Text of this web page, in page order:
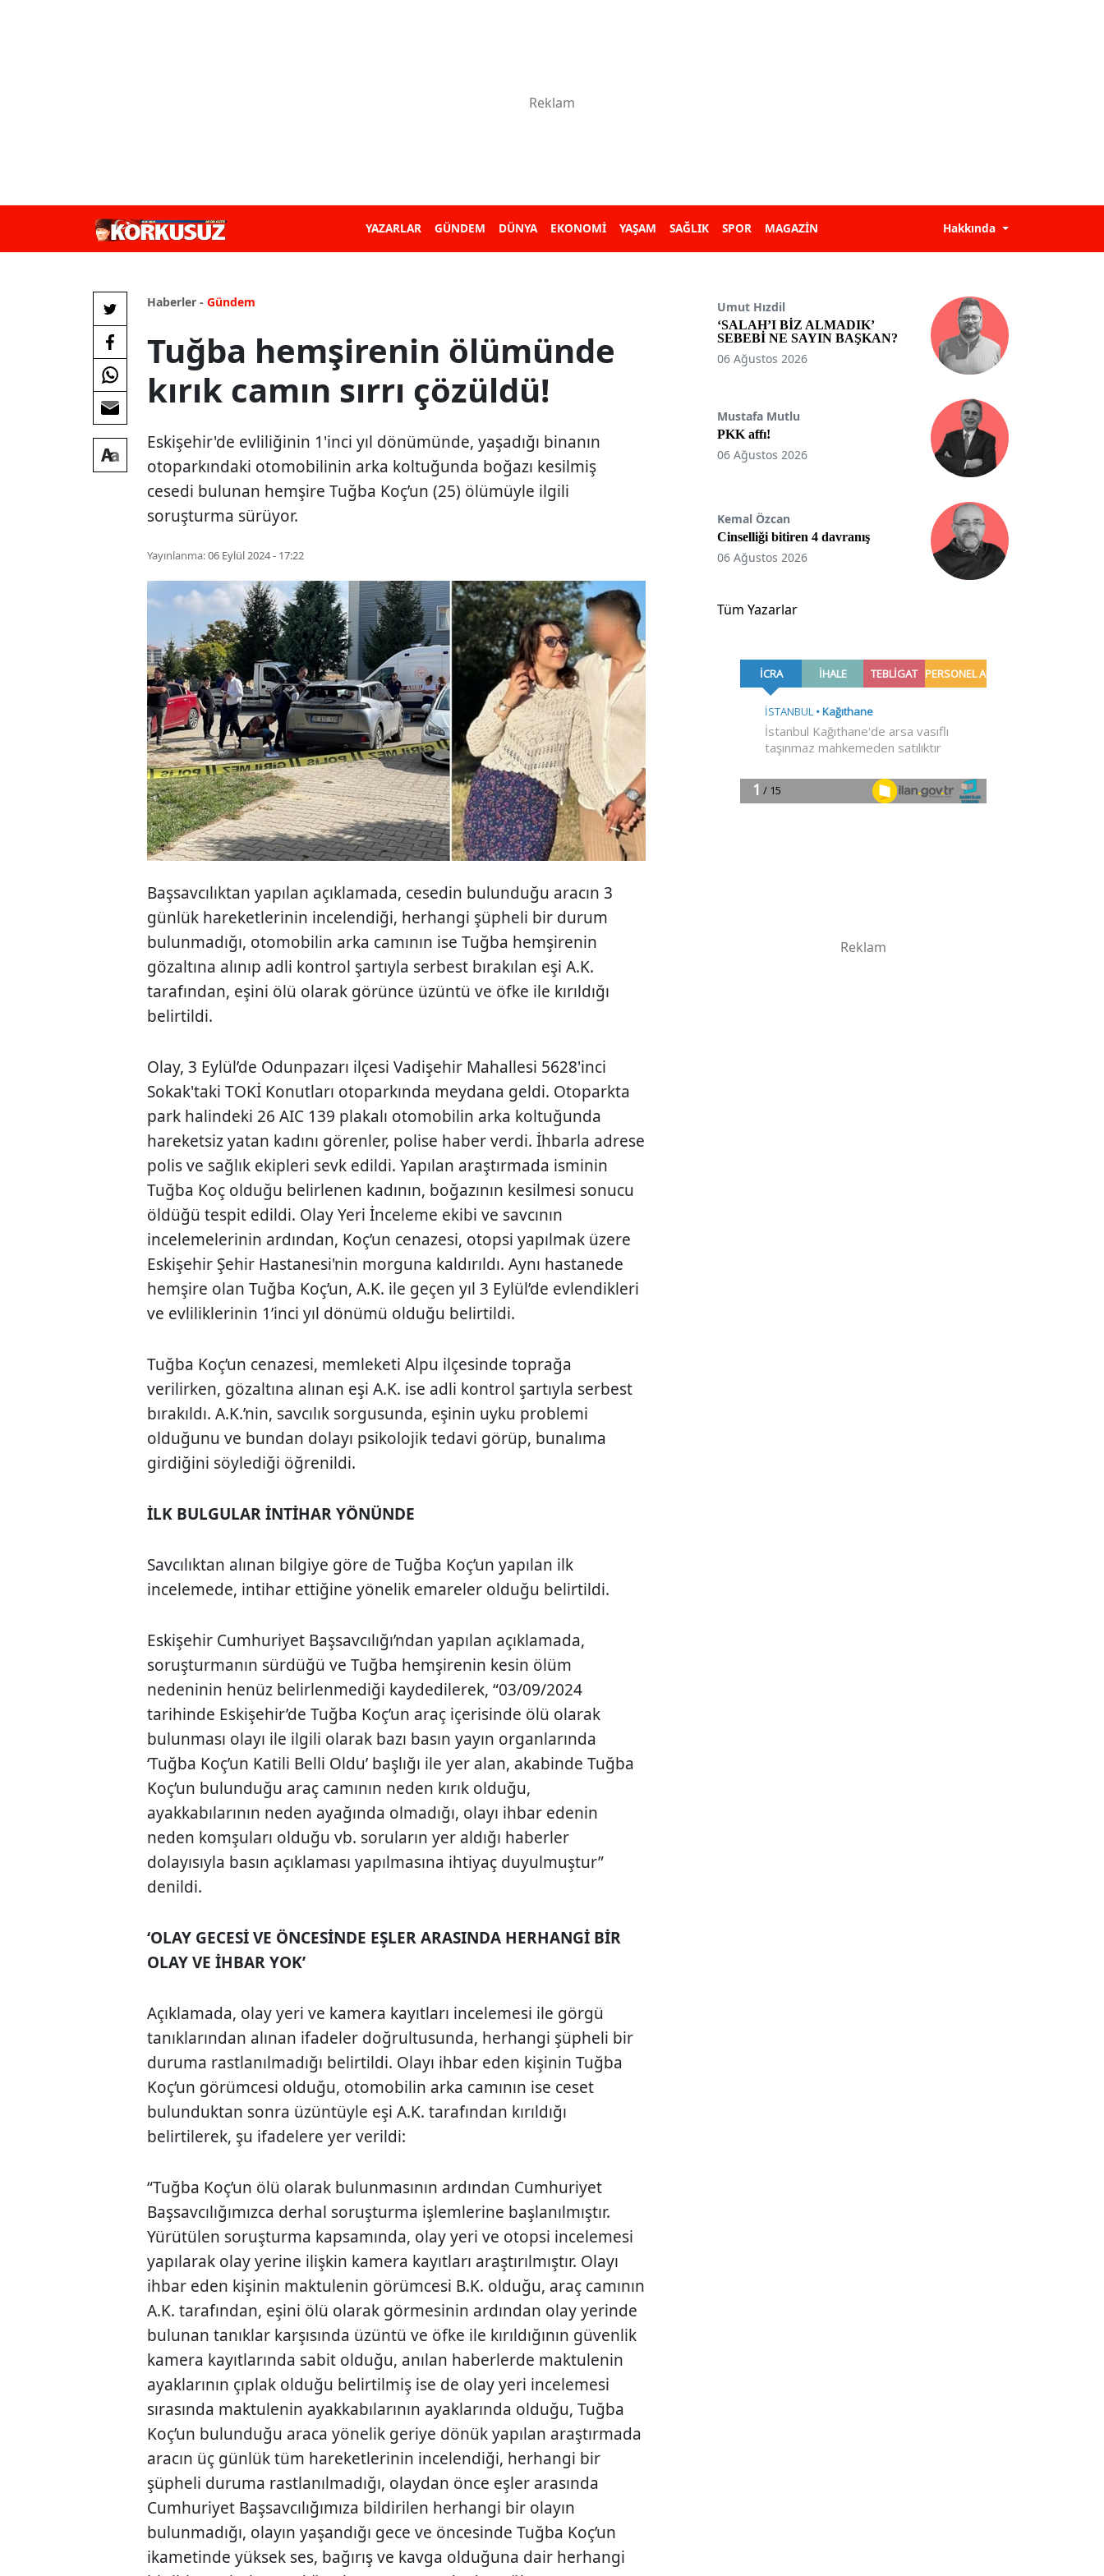
YAZARLAR GÜNDEM DÜNYA EKONOMİ YAŞAM SAĞLIK SPOR MAGAZİN Hakkında
Haberler - Gündem
Tuğba hemşirenin ölümünde
kırık camın sırrı çözüldü!
Eskişehir'de evliliğinin 1'inci yıl dönümünde, yaşadığı binanın
otoparkındaki otomobilinin arka koltuğunda boğazı kesilmiş
cesedi bulunan hemşire Tuğba Koç’un (25) ölümüyle ilgili
soruşturma sürüyor.
Yayınlanma:06 Eylül 2024 - 17:22
Başsavcılıktan yapılan açıklamada, cesedin bulunduğu aracın 3
günlük hareketlerinin incelendiği, herhangi şüpheli bir durum
bulunmadığı, otomobilin arka camının ise Tuğba hemşirenin
gözaltına alınıp adli kontrol şartıyla serbest bırakılan eşi A.K.
tarafından, eşini ölü olarak görünce üzüntü ve öfke ile kırıldığı
belirtildi.
Olay, 3 Eylül’de Odunpazarı ilçesi Vadişehir Mahallesi 5628'inci
Sokak'taki TOKİ Konutları otoparkında meydana geldi. Otoparkta
park halindeki 26 AIC 139 plakalı otomobilin arka koltuğunda
hareketsiz yatan kadını görenler, polise haber verdi. İhbarla adrese
polis ve sağlık ekipleri sevk edildi. Yapılan araştırmada isminin
Tuğba Koç olduğu belirlenen kadının, boğazının kesilmesi sonucu
öldüğü tespit edildi. Olay Yeri İnceleme ekibi ve savcının
incelemelerinin ardından, Koç’un cenazesi, otopsi yapılmak üzere
Eskişehir Şehir Hastanesi'nin morguna kaldırıldı. Aynı hastanede
hemşire olan Tuğba Koç’un, A.K. ile geçen yıl 3 Eylül’de evlendikleri
ve evliliklerinin 1’inci yıl dönümü olduğu belirtildi.
Tuğba Koç’un cenazesi, memleketi Alpu ilçesinde toprağa
verilirken, gözaltına alınan eşi A.K. ise adli kontrol şartıyla serbest
bırakıldı. A.K.’nin, savcılık sorgusunda, eşinin uyku problemi
olduğunu ve bundan dolayı psikolojik tedavi görüp, bunalıma
girdiğini söylediği öğrenildi.
İLK BULGULAR İNTİHAR YÖNÜNDE
Savcılıktan alınan bilgiye göre de Tuğba Koç’un yapılan ilk
incelemede, intihar ettiğine yönelik emareler olduğu belirtildi.
Eskişehir Cumhuriyet Başsavcılığı’ndan yapılan açıklamada,
soruşturmanın sürdüğü ve Tuğba hemşirenin kesin ölüm
nedeninin henüz belirlenmediği kaydedilerek, “03/09/2024
tarihinde Eskişehir’de Tuğba Koç’un araç içerisinde ölü olarak
bulunması olayı ile ilgili olarak bazı basın yayın organlarında
‘Tuğba Koç’un Katili Belli Oldu’ başlığı ile yer alan, akabinde Tuğba
Koç’un bulunduğu araç camının neden kırık olduğu,
ayakkabılarının neden ayağında olmadığı, olayı ihbar edenin
neden komşuları olduğu vb. soruların yer aldığı haberler
dolayısıyla basın açıklaması yapılmasına ihtiyaç duyulmuştur”
denildi.
‘OLAY GECESİ VE ÖNCESİNDE EŞLER ARASINDA HERHANGİ BİR
OLAY VE İHBAR YOK’
Açıklamada, olay yeri ve kamera kayıtları incelemesi ile görgü
tanıklarından alınan ifadeler doğrultusunda, herhangi şüpheli bir
duruma rastlanılmadığı belirtildi. Olayı ihbar eden kişinin Tuğba
Koç’un görümcesi olduğu, otomobilin arka camının ise ceset
bulunduktan sonra üzüntüyle eşi A.K. tarafından kırıldığı
belirtilerek, şu ifadelere yer verildi:
“Tuğba Koç’un ölü olarak bulunmasının ardından Cumhuriyet
Başsavcılığımızca derhal soruşturma işlemlerine başlanılmıştır.
Yürütülen soruşturma kapsamında, olay yeri ve otopsi incelemesi
yapılarak olay yerine ilişkin kamera kayıtları araştırılmıştır. Olayı
ihbar eden kişinin maktulenin görümcesi B.K. olduğu, araç camının
A.K. tarafından, eşini ölü olarak görmesinin ardından olay yerinde
bulunan tanıklar karşısında üzüntü ve öfke ile kırıldığının güvenlik
kamera kayıtlarında sabit olduğu, anılan haberlerde maktulenin
ayaklarının çıplak olduğu belirtilmiş ise de olay yeri incelemesi
sırasında maktulenin ayakkabılarının ayaklarında olduğu, Tuğba
Koç’un bulunduğu araca yönelik geriye dönük yapılan araştırmada
aracın üç günlük tüm hareketlerinin incelendiği, herhangi bir
şüpheli duruma rastlanılmadığı, olaydan önce eşler arasında
Cumhuriyet Başsavcılığımıza bildirilen herhangi bir olayın
bulunmadığı, olayın yaşandığı gece ve öncesinde Tuğba Koç’un
ikametinde yüksek ses, bağırış ve kavga olduğuna dair herhangi
Umut Hızdil
‘SALAH’I BİZ ALMADIK’
SEBEBİ NE SAYIN BAŞKAN?
06 Ağustos 2026
Mustafa Mutlu
PKK affı!
06 Ağustos 2026
Kemal Özcan
Cinselliği bitiren 4 davranış
06 Ağustos 2026
Tüm Yazarlar